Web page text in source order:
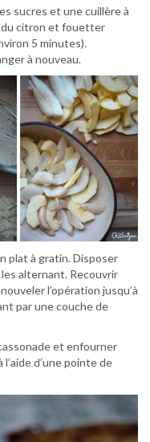
sucres et une cuillère à
du citron et fouetter
5 minutes).
à nouveau.
plat à gratin. Disposer
alternant. Recouvrir
l’opération jusqu’à
par une couche de
et enfourner
d’une pointe de